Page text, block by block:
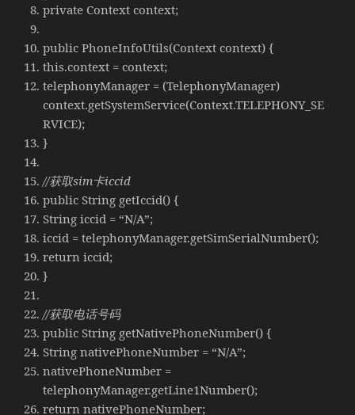
private Context context;
public PhoneInfoUtils(Context context) {
this.context = context;
telephonyManager = (TelephonyManager)
context.getSystemService(Context.TELEPHONY_SE
RVICE);
}
//获取sim卡iccid
public String getIccid() {
String iccid = “N/A”;
iccid = telephonyManager.getSimSerialNumber();
return iccid;
}
//获取电话号码
public String getNativePhoneNumber() {
String nativePhoneNumber = “N/A”;
nativePhoneNumber =
telephonyManager.getLine1Number();
return nativePhoneNumber;